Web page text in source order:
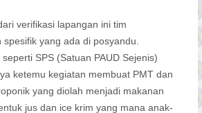
verifikasi lapangan ini tim
yang ada di posyandu.
SPS (Satuan PAUD Sejenis)
ketemu kegiatan membuat PMT dan
yang diolah menjadi makanan
jus dan ice krim yang mana anak-